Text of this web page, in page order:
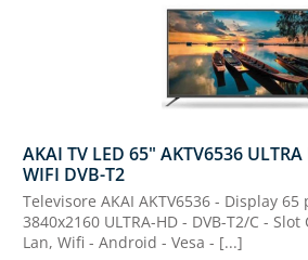
AKAI TV LED 65" AKTV6536
WIFI DVB-T2
Televisore AKAI AKTV6536 - Display 65
3840x2160 ULTRA-HD - DVB-T2/C - Slot
Lan, Wifi - Android - Vesa - [...]